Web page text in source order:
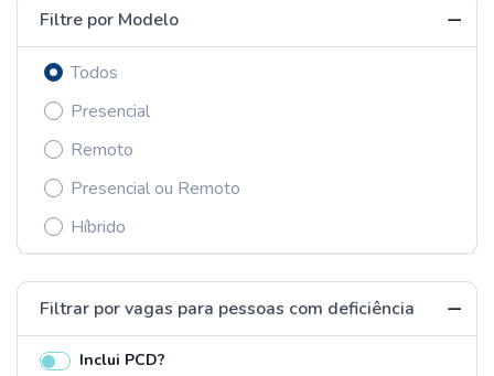
Filtre por Modelo
Todos
Presencial
Remoto
Presencial ou Remoto
Híbrido
Filtrar por vagas para pessoas com deficiência
Inclui PCD?